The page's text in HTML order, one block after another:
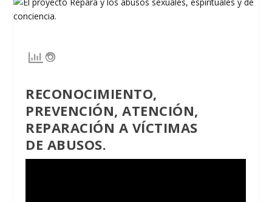
RECONOCIMIENTO,
PREVENCIÓN, ATENCIÓN,
REPARACIÓN A VÍCTIMAS
DE ABUSOS.